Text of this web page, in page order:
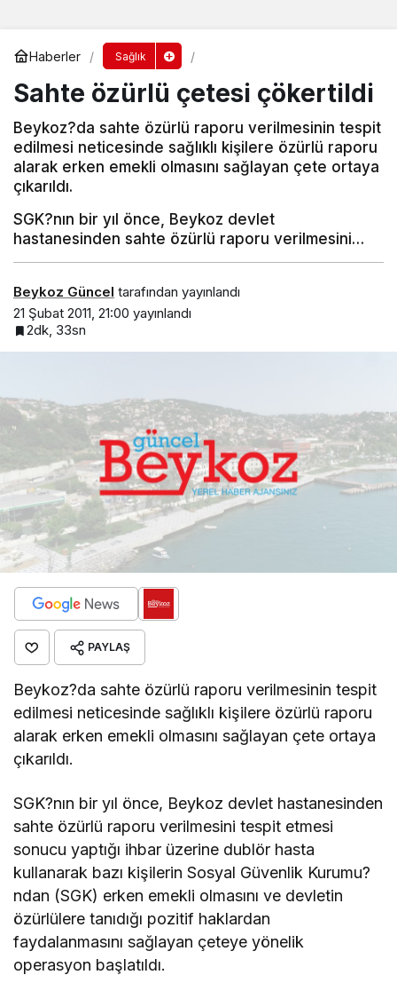
Haberler Sağlık
Sahte özürlü çetesi çökertildi
Beykoz?da sahte özürlü raporu verilmesinin tespit
edilmesi neticesinde sağlıklı kişilere özürlü raporu
alarak erken emekli olmasını sağlayan çete ortaya
çıkarıldı.
SGK?nın bir yıl önce, Beykoz devlet
hastanesinden sahte özürlü raporu verilmesini…
Beykoz Güncel tarafından yayınlandı
21 Şubat 2011, 21:00 yayınlandı
2dk, 33sn
PAYLAŞ
Beykoz?da sahte özürlü raporu verilmesinin tespit
edilmesi neticesinde sağlıklı kişilere özürlü raporu
alarak erken emekli olmasını sağlayan çete ortaya
çıkarıldı.
SGK?nın bir yıl önce, Beykoz devlet hastanesinden
sahte özürlü raporu verilmesini tespit etmesi
sonucu yaptığı ihbar üzerine dublör hasta
kullanarak bazı kişilerin Sosyal Güvenlik Kurumu?
ndan (SGK) erken emekli olmasını ve devletin
özürlülere tanıdığı pozitif haklardan
faydalanmasını sağlayan çeteye yönelik
operasyon başlatıldı.